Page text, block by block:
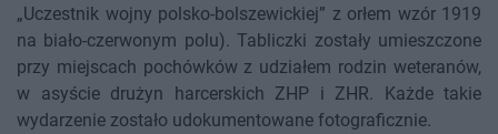
„Uczestnik wojny polsko-bolszewickiej” z orłem wzór 1919
na biało-czerwonym polu). Tabliczki zostały umieszczone
przy miejscach pochówków z udziałem rodzin weteranów,
w asyście drużyn harcerskich ZHP i ZHR. Każde takie
wydarzenie zostało udokumentowane fotograficznie.